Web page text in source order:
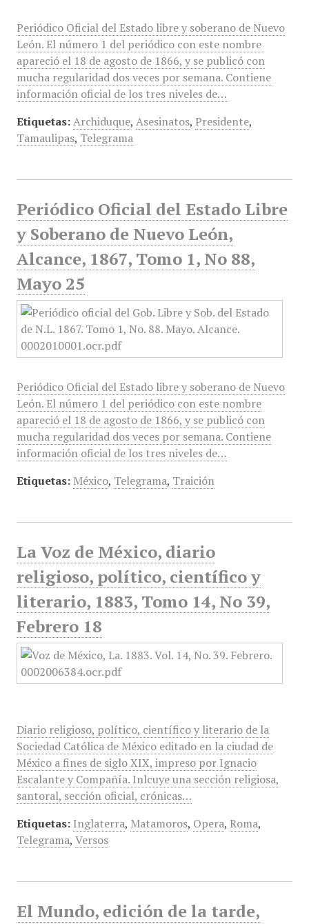
Periódico Oficial del Estado libre y soberano de Nuevo
León. El número 1 del periódico con este nombre
apareció el 18 de agosto de 1866, y se publicó con
mucha regularidad dos veces por semana. Contiene
información oficial de los tres niveles de…
Etiquetas: Archiduque, Asesinatos, Presidente,
Tamaulipas, Telegrama
Periódico Oficial del Estado Libre
y Soberano de Nuevo León,
Alcance, 1867, Tomo 1, No 88,
Mayo 25
Periódico Oficial del Estado libre y soberano de Nuevo
León. El número 1 del periódico con este nombre
apareció el 18 de agosto de 1866, y se publicó con
mucha regularidad dos veces por semana. Contiene
información oficial de los tres niveles de…
Etiquetas: México, Telegrama, Traición
La Voz de México, diario
religioso, político, científico y
literario, 1883, Tomo 14, No 39,
Febrero 18
Diario religioso, político, científico y literario de la
Sociedad Católica de México editado en la ciudad de
México a fines de siglo XIX, impreso por Ignacio
Escalante y Compañía. Inlcuye una sección religiosa,
santoral, sección oficial, crónicas…
Etiquetas: Inglaterra, Matamoros, Opera, Roma,
Telegrama, Versos
El Mundo, edición de la tarde,